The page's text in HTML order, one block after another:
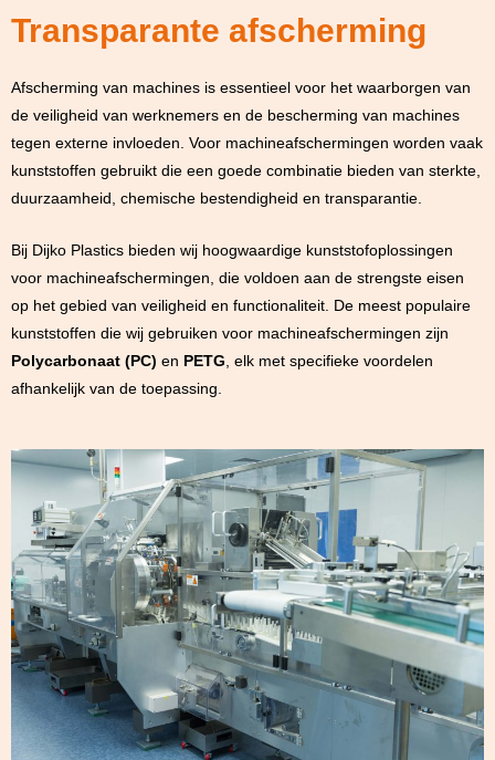
Transparante afscherming
Afscherming van machines is essentieel voor het waarborgen van
de veiligheid van werknemers en de bescherming van machines
tegen externe invloeden. Voor machineafschermingen worden vaak
kunststoffen gebruikt die een goede combinatie bieden van sterkte,
duurzaamheid, chemische bestendigheid en transparantie.
Bij Dijko Plastics bieden wij hoogwaardige kunststofoplossingen
voor machineafschermingen, die voldoen aan de strengste eisen
op het gebied van veiligheid en functionaliteit. De meest populaire
kunststoffen die wij gebruiken voor machineafschermingen zijn
Polycarbonaat (PC) en PETG , elk met specifieke voordelen
afhankelijk van de toepassing.